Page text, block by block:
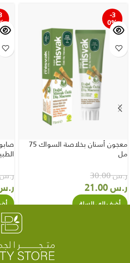
-3
0%
معجون أسنان بخلاصة السواك 75
مل
ر.س30.00
ر.س
أضف إلي السلة
ر.س